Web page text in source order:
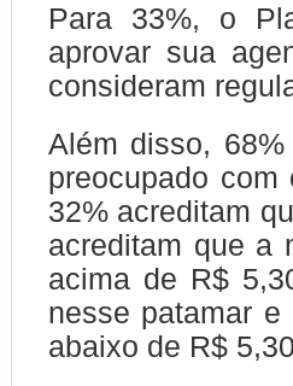
Para 33%, o
aprovar sua
consideram
Além disso,
preocupado
32% acreditam
acreditam que a
acima de R$
nesse patamar
abaixo de R$